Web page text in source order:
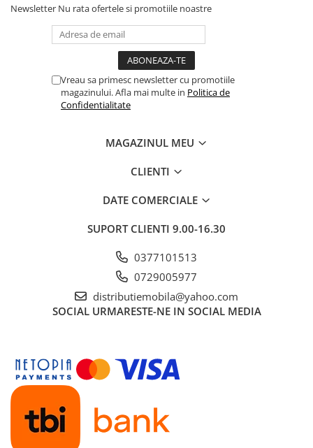
Newsletter Nu rata ofertele si promotiile noastre
Vreau sa primesc newsletter cu promotiile
magazinului. Afla mai multe in Politica de
Confidentialitate
MAGAZINUL MEU
CLIENTI
DATE COMERCIALE
SUPORT CLIENTI 9.00-16.30
0377101513
0729005977
distributiemobila@yahoo.com
SOCIAL URMARESTE-NE IN SOCIAL MEDIA